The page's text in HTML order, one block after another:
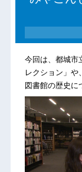
今回は、都城市
レクション」や、
図書館の歴史に